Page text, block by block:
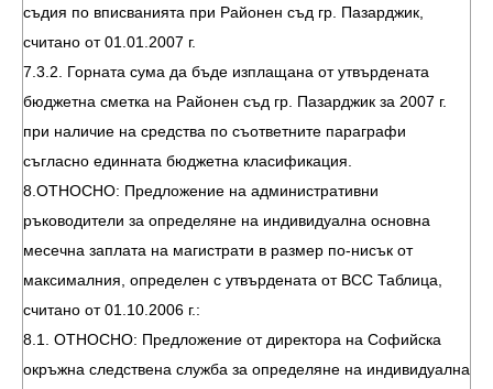
съдия по вписванията при Районен съд гр. Пазарджик,
считано от 01.01.2007 г.
7.3.2. Горната сума да бъде изплащана от утвърдената
бюджетна сметка на Районен съд гр. Пазарджик за 2007 г.
при наличие на средства по съответните параграфи
съгласно единната бюджетна класификация.
8.ОТНОСНО: Предложение на административни
ръководители за определяне на индивидуална основна
месечна заплата на магистрати в размер по-нисък от
максималния, определен с утвърдената от ВСС Таблица,
считано от 01.10.2006 г.:
8.1. ОТНОСНО: Предложение от директора на Софийска
окръжна следствена служба за определяне на индивидуална